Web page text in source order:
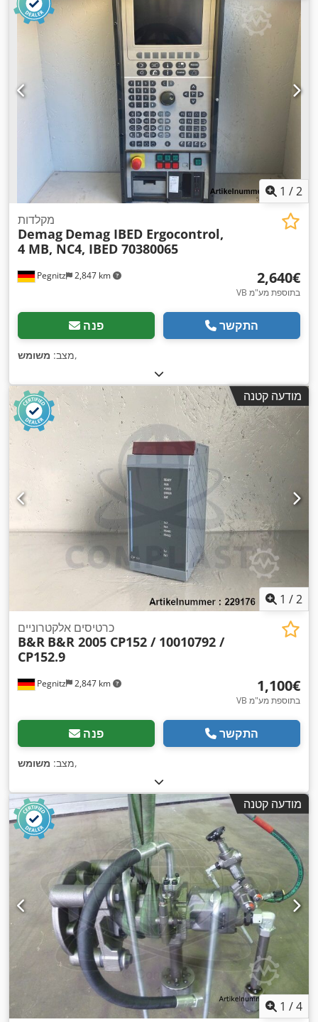
1 /2
Pegnitz 2,847 km
מקלדות
Demag Demag IBED Ergocontrol,
4 MB, NC4, IBED 70380065
‏2,640 ‏€
VB בתוספת מע"מ
פנה התקשר
מצב: משומש ,
מודעה קטנה
1 /2
Pegnitz 2,847 km
כרטיסים אלקטרוניים
B&R B&R 2005 CP152 / 10010792 /
CP152.9
‏1,100 ‏€
VB בתוספת מע"מ
פנה התקשר
מצב: משומש ,
מודעה קטנה
1 /4